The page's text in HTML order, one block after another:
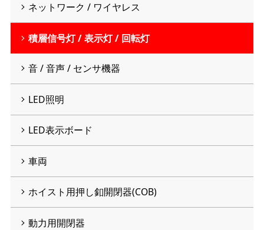
ネットワーク / ワイヤレス
積層信号灯 / 表示灯 / 回転灯
音 / 音声 / センサ機器
LED照明
LED表示ボード
車両
ホイスト用押し釦開閉器(COB)
動力用開閉器